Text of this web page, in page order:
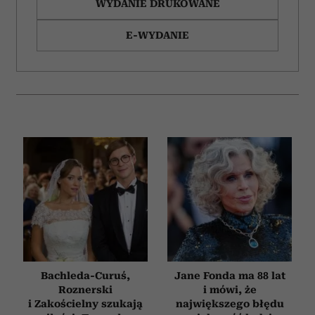
WYDANIE DRUKOWANE
E-WYDANIE
Bachleda-Curuś,
Roznerski
i Zakościelny szukają
Jane Fonda ma 88 lat
i mówi, że
największego błędu